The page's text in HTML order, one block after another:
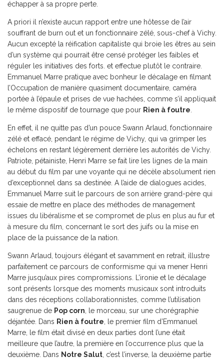
échapper à sa propre perte.
A priori il n’existe aucun rapport entre une hôtesse de l’air
souffrant de burn out et un fonctionnaire zélé, sous-chef à Vichy.
Aucun excepté la réification capitaliste qui broie les êtres au sein
d’un système qui pourrait être censé protéger les faibles et
réguler les initiatives des forts. et effectue plutôt le contraire.
Emmanuel Marre pratique avec bonheur le décalage en filmant
l’Occupation de manière quasiment documentaire, caméra
portée à l’épaule et prises de vue hachées, comme s’il appliquait
le même dispositif de tournage que pour Rien à foutre.
En effet, il ne quitte pas d’un pouce Swann Arlaud, fonctionnaire
zélé et effacé, pendant le régime de Vichy, qui va grimper les
échelons en restant légèrement derrière les autorités de Vichy.
Patriote, pétainiste, Henri Marre se fait lire les lignes de la main
au début du film par une voyante qui ne décèle absolument rien
d’exceptionnel dans sa destinée. A l’aide de dialogues acides,
Emmanuel Marre suit le parcours de son arrière grand-père qui
essaie de mettre en place des méthodes de management
issues du libéralisme et se compromet de plus en plus au fur et
à mesure du film, concernant le sort des juifs ou la mise en
place de la puissance de la nation.
Swann Arlaud, toujours élégant et savamment en retrait, illustre
parfaitement ce parcours de conformisme qui va mener Henri
Marre jusqu’aux pires compromissions. L’ironie et le décalage
sont présents lorsque des moments musicaux sont introduits
dans des réceptions collaborationnistes, comme l’utilisation
saugrenue de Pop corn, le morceau, sur une chorégraphie
déjantée. Dans Rien à foutre, le premier film d’Emmanuel
Marre, le film était divisé en deux parties dont l’une était
meilleure que l’autre, la première en l’occurrence plus que la
deuxième. Dans Notre Salut, c’est l’inverse, la deuxième partie